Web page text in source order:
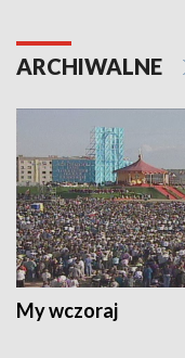
ARCHIWALNE
My wczoraj